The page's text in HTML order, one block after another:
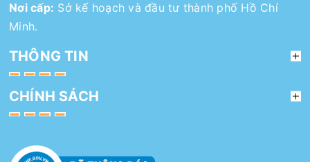
Nơi cấp: Sở kế hoạch và đầu tư thành phố Hồ Chí
Minh.
THÔNG TIN
CHÍNH SÁCH